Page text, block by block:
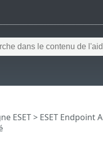
ESET> ESET Endpoint